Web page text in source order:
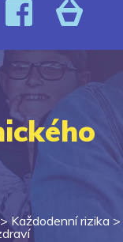
>Každodenní rizika >